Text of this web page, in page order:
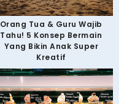
Orang Tua & Guru Wajib
Tahu! 5 Konsep Bermain
Yang Bikin Anak Super
Kreatif